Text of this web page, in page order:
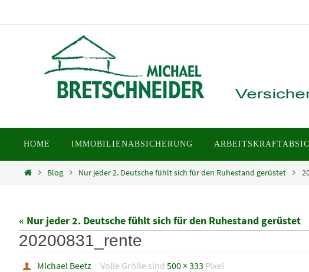
springen
HOME IMMOBILIENABSICHERUNG
HomeBlog Nur jeder 2. Deutsche fühlt sich für den Ruhestand gerüstet
« Nur jeder 2. Deutsche fühlt sich für den Ruhestand gerüstet
20200831_rente
Michael Beetz Volle Größe sind 500 × 333 Pixel